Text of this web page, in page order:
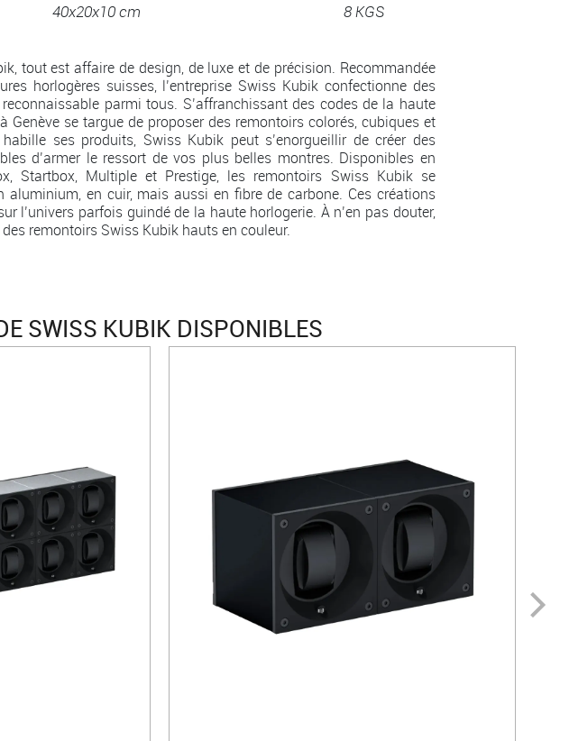
40x20x10 cm 8 KGS
tout est affaire de design, de luxe et de précision. Recommandée
horlogères suisses, l’entreprise Swiss Kubik confectionne des
parmi tous. S’affranchissant des codes de la haute
Genève se targue de proposer des remontoirs colorés, cubiques et
ses produits, Swiss Kubik peut s’enorgueillir de créer des
d’armer le ressort de vos plus belles montres. Disponibles en
Startbox, Multiple et Prestige, les remontoirs Swiss Kubik se
aluminium, en cuir, mais aussi en fibre de carbone. Ces créations
l’univers parfois guindé de la haute horlogerie. À n’en pas douter,
remontoirs Swiss Kubik hauts en couleur.
SWISS KUBIK DISPONIBLES